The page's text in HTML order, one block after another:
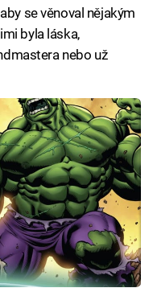
se věnoval nějakým
byla láska,
nebo už